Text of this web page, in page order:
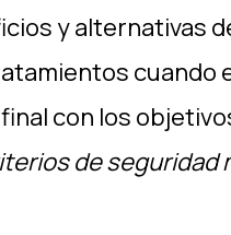
y alternativas
cuando
con los
de seguridad